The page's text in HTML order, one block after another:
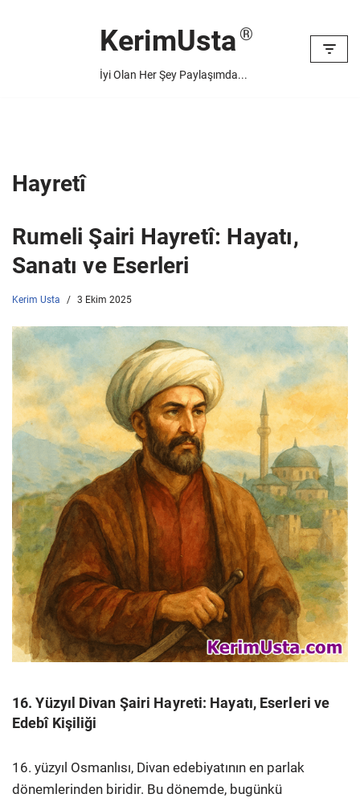
KerimUsta
İyi Olan Her Şey Paylaşımda...
Hayretî
Rumeli Şairi Hayretî: Hayatı,
Sanatı ve Eserleri
Kerim Usta 3 Ekim 2025
16. Yüzyıl Divan Şairi Hayreti: Hayatı, Eserleri ve
Edebî Kişiliği
16. yüzyıl Osmanlısı, Divan edebiyatının en parlak
dönemlerinden biridir. Bu dönemde, bugünkü